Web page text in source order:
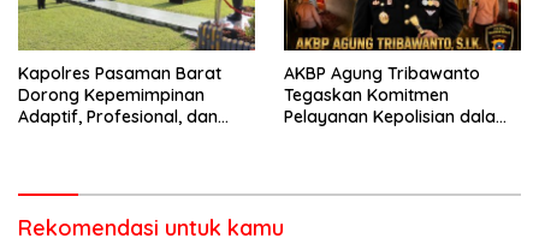
Kapolres Pasaman Barat
Dorong Kepemimpinan
Adaptif, Profesional, dan
AKBP Agung Tribawanto
Tegaskan Komitmen
Pelayanan Kepolisian dalam
Rekomendasi untuk kamu